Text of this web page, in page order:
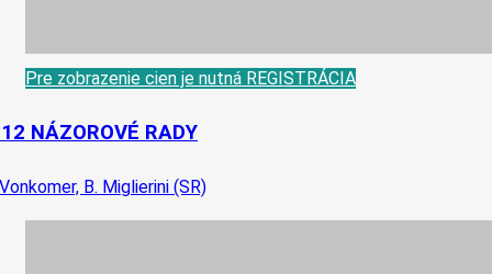
Pre zobrazenie cien je nutná REGISTRÁCIA
NÁZOROVÉ RADY
B. Miglierini (SR)